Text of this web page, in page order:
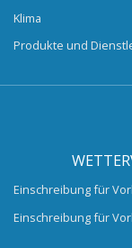
Klima
Produkte und
Einschreibung für
Einschreibung für